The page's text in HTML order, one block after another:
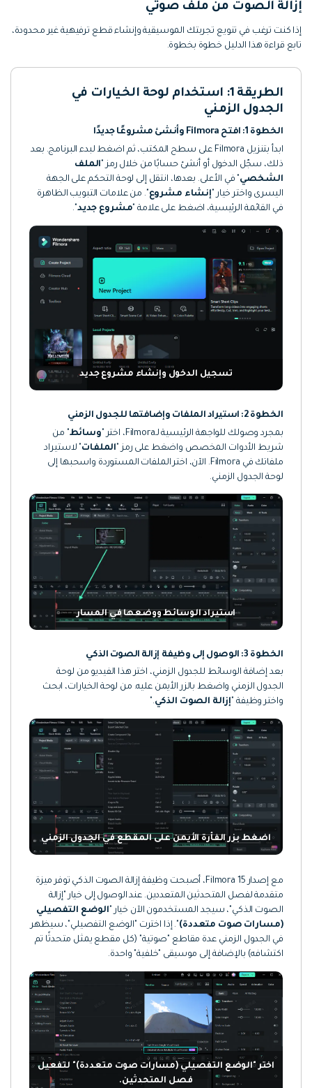
إزالة الصوت من ملف صوتي
إذا كنت ترغب في تنويع تجربتك الموسيقية وإنشاء قطع ترفيهية غير محدودة،
تابع قراءة هذا الدليل خطوة بخطوة.
الطريقة 1: استخدام لوحة الخيارات في
الجدول الزمني
الخطوة 1: افتح Filmora وأنشئ مشروعًا جديدًا
ابدأ بتنزيل Filmora على سطح المكتب، ثم اضغط لبدء البرنامج. بعد
ذلك، سجّل الدخول أو أنشئ حسابًا من خلال رمز "الملف
الشخصي" في الأعلى. بعدها، انتقل إلى لوحة التحكم على الجهة
اليسرى واختر خيار "إنشاء مشروع". من علامات التبويب الظاهرة
في القائمة الرئيسية، اضغط على علامة "مشروع جديد".
تسجيل الدخول وإنشاء مشروع جديد
الخطوة 2: استيراد الملفات وإضافتها للجدول الزمني
بمجرد وصولك للواجهة الرئيسية لـFilmora، اختر "
وسائط" من
شريط الأدوات المخصص واضغط على رمز "الملفات" لاستيراد
ملفاتك في Filmora. الآن، اختر الملفات المستوردة واسحبها إلى
لوحة الجدول الزمني.
استيراد الوسائط ووضعها في المسار
الخطوة 3: الوصول إلى وظيفة إزالة الصوت الذكي
بعد إضافة الوسائط للجدول الزمني، اختر هذا الفيديو من لوحة
الجدول الزمني واضغط بالزر الأيمن عليه. من لوحة الخيارات، ابحث
واختر وظيفة " إزالة الصوت الذكي."
اضغط بزر الفأرة الأيمن على المقطع في الجدول الزمني
مع إصدار Filmora 15، أصبحت وظيفة إزالة الصوت الذكي توفر ميزة
متقدمة لفصل المتحدثين المتعددين. عند الوصول إلى خيار "إزالة
الصوت الذكي"، سيجد المستخدمون الآن خيار "الوضع التفصيلي
(مسارات صوت متعددة)". إذا اخترت "الوضع التفصيلي"، سيظهر
في الجدول الزمني عدة مقاطع "صوتية" (كل مقطع يمثل متحدثًا تم
اكتشافه) بالإضافة إلى موسيقى "خلفية" واحدة.
اختر "الوضع التفصيلي (مسارات صوت متعددة)" لتفعيل
فصل المتحدثين.